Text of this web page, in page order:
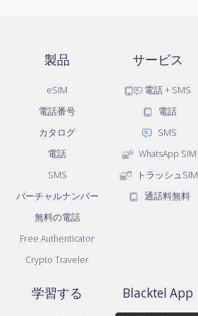
製品
eSIM
電話番号
カタログ
電話
SMS
バーチャルナンバー
無料の電話
Free Authenticator
Crypto Traveler
サービス
電話 + SMS
電話
SMS
WhatsApp SIM
トラッシュSIM
通話料無料
学習する Blacktel App